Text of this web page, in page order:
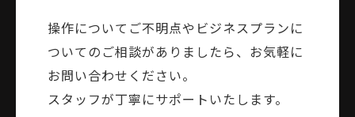
操作についてご不明点やビジネスプランに
ついてのご相談がありましたら、お気軽に
お問い合わせください。
スタッフが丁寧にサポートいたします。